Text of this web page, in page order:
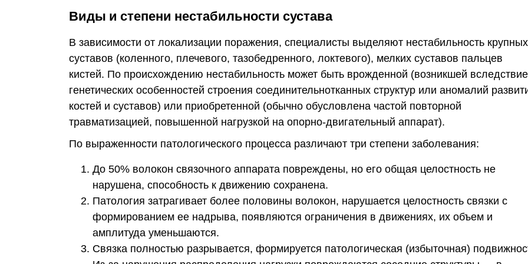
Виды и степени нестабильности сустава
В зависимости от локализации поражения, специалисты выделяют нестабильность крупных
суставов (коленного, плечевого, тазобедренного, локтевого), мелких суставов пальцев
кистей. По происхождению нестабильность может быть врожденной (возникшей вследствие
генетических особенностей строения соединительнотканных структур или аномалий
костей и суставов) или приобретенной (обычно обусловлена частой повторной
травматизацией, повышенной нагрузкой на опорно-двигательный аппарат).
По выраженности патологического процесса различают три степени заболевания:
До 50% волокон связочного аппарата повреждены, но его общая целостность не
нарушена, способность к движению сохранена.
Патология затрагивает более половины волокон, нарушается целостность связки с
формированием ее надрыва, появляются ограничения в движениях, их объем и
амплитуда уменьшаются.
Связка полностью разрывается, формируется патологическая (избыточная)